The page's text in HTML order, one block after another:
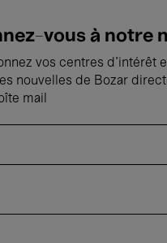
vous à notre
vos centres d'intérêt
nouvelles de Bozar
mail